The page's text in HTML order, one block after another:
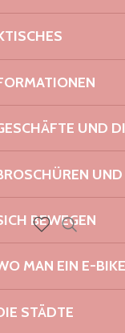
UND
BEWEGEN
MAN EIN E-
STÄDTE
Voir les favoris
Suche